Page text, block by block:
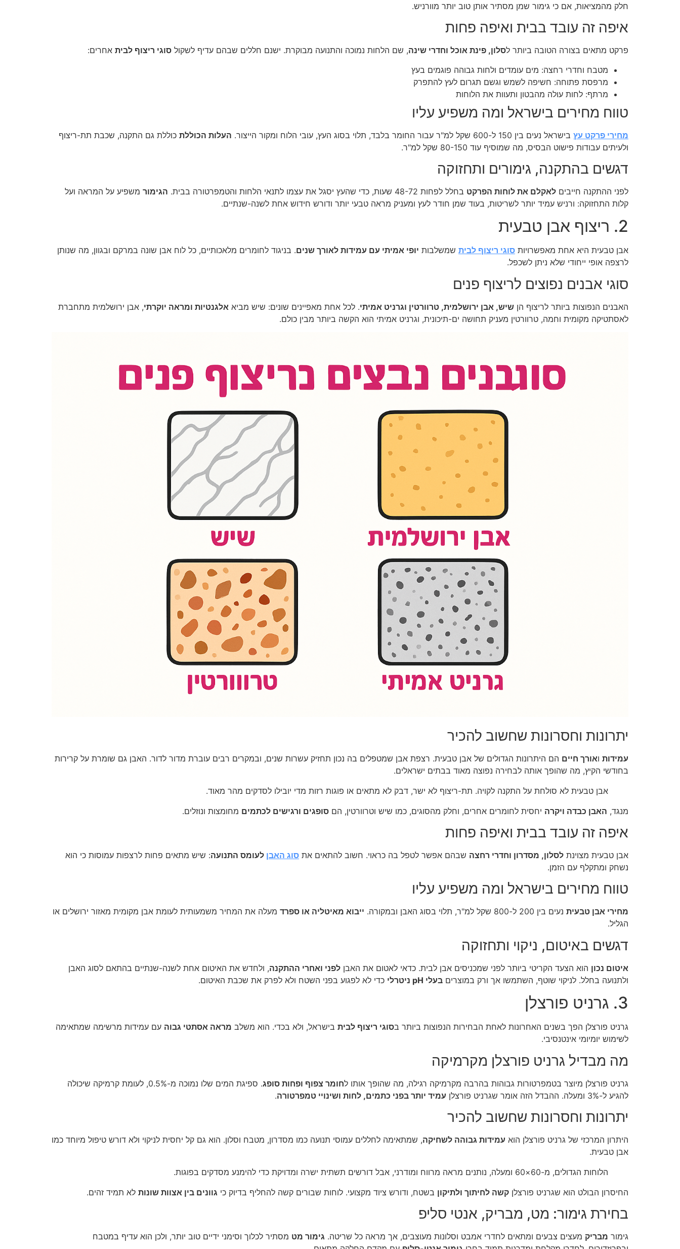
חלק מהמציאות, אם כי גימור שמן מסתיר אותן טוב יותר מוורניש.
איפה זה עובד בבית ואיפה פחות
פרקט מתאים בצורה הטובה ביותר לסלון, פינת אוכל וחדרי שינה, שם הלחות נמוכה והתנועה מבוקרת. ישנם חללים שבהם עדיף לשקול סוגי ריצוף לבית אחרים:
מטבח וחדרי רחצה: מים עומדים ולחות גבוהה פוגמים בעץ
מרפסת פתוחה: חשיפה לשמש וגשם תגרום לעץ להתפרק
מרתף: לחות עולה מהבטון ותעוות את הלוחות
טווח מחירים בישראל ומה משפיע עליו
מחירי פרקט עץ בישראל נעים בין 150 ל-600 שקל למ"ר עבור החומר בלבד, תלוי בסוג העץ, עובי הלוח ומקור הייצור. העלות הכוללת כוללת גם התקנה, שכבת תת-ריצוף
ולעיתים עבודות פישוט הבסיס, מה שמוסיף עוד 80-150 שקל למ"ר.
דגשים בהתקנה, גימורים ותחזוקה
לפני ההתקנה חייבים לאקלם את לוחות הפרקט בחלל לפחות 48-72 שעות, כדי שהעץ יסגל את עצמו לתנאי הלחות והטמפרטורה בבית. הגימור משפיע על המראה ועל
קלות התחזוקה: ורניש עמיד יותר לשריטות, בעוד שמן חודר לעץ ומעניק מראה טבעי יותר ודורש חידוש אחת לשנה-שנתיים.
2. ריצוף אבן טבעית
אבן טבעית היא אחת מאפשרויות סוגי ריצוף לבית שמשלבות יופי אמיתי עם עמידות לאורך שנים. בניגוד לחומרים מלאכותיים, כל לוח אבן שונה במרקם ובגוון, מה שנותן
לרצפה אופי ייחודי שלא ניתן לשכפל.
סוגי אבנים נפוצים לריצוף פנים
האבנים הנפוצות ביותר לריצוף הן שיש, אבן ירושלמית, טרוורטין וגרניט אמיתי. לכל אחת מאפיינים שונים: שיש מביא אלגנטיות ומראה יוקרתי, אבן ירושלמית מתחברת
לאסתטיקה מקומית וחמה, טרוורטין מעניק תחושה ים-תיכונית, וגרניט אמיתי הוא הקשה ביותר מבין כולם.
יתרונות וחסרונות שחשוב להכיר
עמידות ואורך חיים הם היתרונות הגדולים של אבן טבעית. רצפת אבן שמטפלים בה נכון תחזיק עשרות שנים, ובמקרים רבים עוברת מדור לדור. האבן גם שומרת על קרירות
בחודשי הקיץ, מה שהופך אותה לבחירה נפוצה מאוד בבתים ישראלים.
אבן טבעית לא סולחת על התקנה לקויה. תת-ריצוף לא ישר, דבק לא מתאים או פוגות רזות מדי יובילו לסדקים מהר מאוד.
מנגד, האבן כבדה ויקרה יחסית לחומרים אחרים, וחלק מהסוגים, כמו שיש וטרוורטין, הם סופגים ורגישים לכתמים מחומצות ונוזלים.
איפה זה עובד בבית ואיפה פחות
אבן טבעית מצוינת לסלון, מסדרון וחדרי רחצה שבהם אפשר לטפל בה כראוי. חשוב להתאים את סוג האבן לעומס התנועה: שיש מתאים פחות לרצפות עמוסות כי הוא
נשחק ומתקלף עם הזמן.
טווח מחירים בישראל ומה משפיע עליו
מחירי אבן טבעית נעים בין 200 ל-800 שקל למ"ר, תלוי בסוג האבן ובמקורה. ייבוא מאיטליה או ספרד מעלה את המחיר משמעותית לעומת אבן מקומית מאזור ירושלים או
הגליל.
דגשים באיטום, ניקוי ותחזוקה
איטום נכון הוא הצעד הקריטי ביותר לפני שמכניסים אבן לבית. כדאי לאטום את האבן לפני ואחרי ההתקנה, ולחדש את האיטום אחת לשנה-שנתיים בהתאם לסוג האבן
ולתנועה בחלל. לניקוי שוטף, השתמשו אך ורק במוצרים בעלי pH ניטרלי כדי לא לפגוע בפני השטח ולא לפרק את שכבת האיטום.
3. גרניט פורצלן
גרניט פורצלן הפך בשנים האחרונות לאחת הבחירות הנפוצות ביותר בסוגי ריצוף לבית בישראל, ולא בכדי. הוא משלב מראה אסתטי גבוה עם עמידות מרשימה שמתאימה
לשימוש יומיומי אינטנסיבי.
מה מבדיל גרניט פורצלן מקרמיקה
גרניט פורצלן מיוצר בטמפרטורות גבוהות בהרבה מקרמיקה רגילה, מה שהופך אותו לחומר צפוף ופחות סופג
. ספיגת המים שלו נמוכה מ-0.5%, לעומת קרמיקה שיכולה
להגיע ל-3% ומעלה. ההבדל הזה אומר שגרניט פורצלן
עמיד יותר בפני כתמים, לחות ושינויי טמפרטורה.
יתרונות וחסרונות שחשוב להכיר
היתרון המרכזי של גרניט פורצלן הוא עמידות גבוהה לשחיקה, שמתאימה לחללים עמוסי תנועה כמו מסדרון, מטבח וסלון. הוא גם קל יחסית לניקוי ולא דורש טיפול מיוחד כמו
אבן טבעית.
הלוחות הגדולים, מ-60×60 ומעלה, נותנים מראה מרווח ומודרני, אבל דורשים תשתית ישרה ומדויקת כדי להימנע מסדקים בפוגות.
החיסרון הבולט הוא שגרניט פורצלן קשה לחיתוך ולתיקון בשטח, ודורש ציוד מקצועי. לוחות שבורים קשה להחליף בדיוק כי גוונים בין אצוות שונות לא תמיד זהים.
בחירת גימור: מט, מבריק, אנטי סליפ
גימור מבריק מעצים צבעים ומתאים לחדרי אמבט וסלונות מעוצבים, אך מראה כל שריטה. גימור מט מסתיר לכלוך וסימני ידיים טוב יותר, ולכן הוא עדיף במטבח